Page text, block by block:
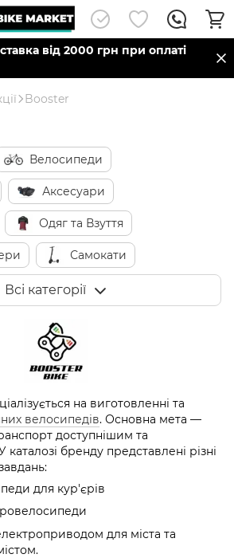
від 2000 грн при оплаті
Booster
Велосипеди
Аксесуари
Одяг та Взуття
Самокати
Всі категорії
на виготовленні та
велосипедів. Основна мета —
доступнішим та
бренду представлені різні
для кур'єрів
для міста та